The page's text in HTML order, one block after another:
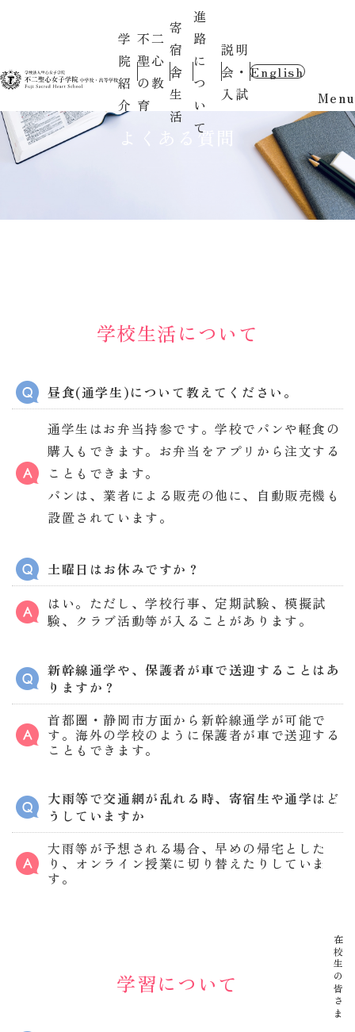
学
院
紹
介
不二
聖心
の教
育
寄
宿
舎
生
活
進
路
に
つ
い
て
説明
会・
入試
English
Menu
よくある質問
学校生活について
昼食(通学生)について教えてください。
通学生はお弁当持参です。学校でパンや軽食の
購入もできます。お弁当をアプリから注文する
こともできます。
パンは、業者による販売の他に、自動販売機も
設置されています。
土曜日はお休みですか？
はい。ただし、学校行事、定期試験、模擬試
験、クラブ活動等が入ることがあります。
新幹線通学や、保護者が車で送迎することはあ
りますか？
首都圏・静岡市方面から新幹線通学が可能で
す。海外の学校のように保護者が車で送迎する
こともできます。
大雨等で交通網が乱れる時、寄宿生や通学はど
うしていますか
大雨等が予想される場合、早めの帰宅とした
り、オンライン授業に切り替えたりしていま
す。
学習について
資料請求
在校生の皆さま